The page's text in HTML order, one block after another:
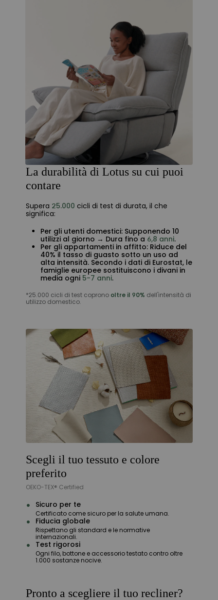
La durabilità di Lotus su cui puoi
contare
Supera 25.000 cicli di test di durata, il che
significa:
Per gli utenti domestici: Supponendo 10
utilizzi al giorno → Dura fino a 6,8 anni.
Per gli appartamenti in affitto: Riduce del
40% il tasso di guasto sotto un uso ad
alta intensità. Secondo i dati di Eurostat, le
famiglie europee sostituiscono i divani in
media ogni 5-7 anni.
*25.000 cicli di test coprono oltre il 90% dell'intensità di
utilizzo domestico.
Scegli il tuo tessuto e colore
preferito
OEKO-TEX® Certified
Sicuro per te
Certificato come sicuro per la salute umana.
Fiducia globale
Rispettano gli standard e le normative
internazionali.
Test rigorosi
Ogni filo, bottone e accessorio testato contro oltre
1.000 sostanze nocive.
Pronto a scegliere il tuo recliner?